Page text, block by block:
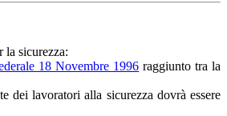
la sicurezza:
18 Novembre 1996 raggiunto tra la
dei lavoratori alla sicurezza dovrà essere